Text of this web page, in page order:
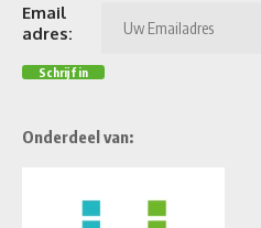
Email
adres:
Onderdeel van: